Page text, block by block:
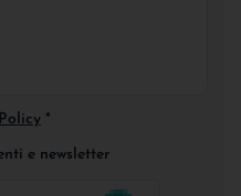
*
e newsletter